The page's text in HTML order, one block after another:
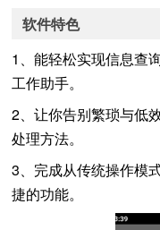
软件特色
1、能轻松实现信息查
工作助手。
2、让你告别繁琐与低
处理方法。
3、完成从传统操作模
捷的功能。